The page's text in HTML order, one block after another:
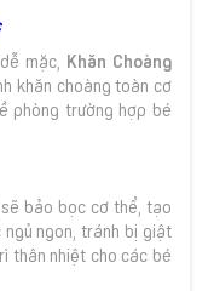
mặc, Khăn Choàng
khăn choàng toàn cơ
phòng trường hợp bé
sẽ bảo bọc cơ thể, tạo
ngon, tránh bị giật
thân nhiệt cho các bé